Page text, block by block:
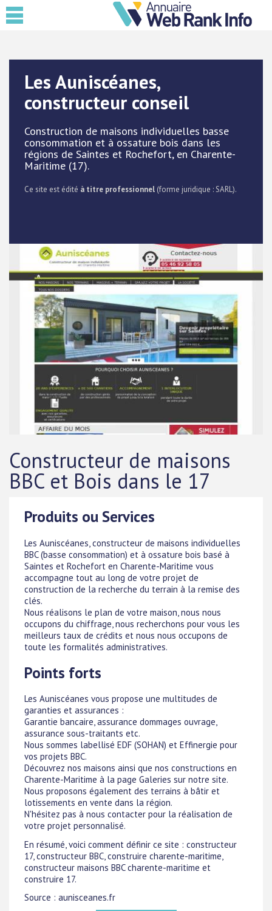
Les Auniscéanes,
constructeur conseil
Construction de maisons individuelles basse
consommation et à ossature bois dans les
régions de Saintes et Rochefort, en Charente-
Maritime (17).
Ce site est édité à titre professionnel (forme juridique : SARL).
Constructeur de maisons
BBC et Bois dans le 17
Produits ou Services
Les Auniscéanes, constructeur de maisons individuelles
BBC (basse consommation) et à ossature bois basé à
Saintes et Rochefort en Charente-Maritime vous
accompagne tout au long de votre projet de
construction de la recherche du terrain à la remise des
clés.
Nous réalisons le plan de votre maison, nous nous
occupons du chiffrage, nous recherchons pour vous les
meilleurs taux de crédits et nous nous occupons de
toute les formalités administratives.
Points forts
Les Auniscéanes vous propose une multitudes de
garanties et assurances :
Garantie bancaire, assurance dommages ouvrage,
assurance sous-traitants etc.
Nous sommes labellisé EDF (SOHAN) et Effinergie pour
vos projets BBC.
Découvrez nos maisons ainsi que nos constructions en
Charente-Maritime à la page Galeries sur notre site.
Nous proposons également des terrains à bâtir et
lotissements en vente dans la région.
N'hésitez pas à nous contacter pour la réalisation de
votre projet personnalisé.
En résumé, voici comment définir ce site : constructeur
17, constructeur BBC, construire charente-maritime,
constructeur maisons BBC charente-maritime et
construire 17.
Source : aunisceanes.fr